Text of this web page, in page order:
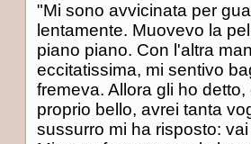
"Mi sono avvicinata per
lentamente. Muovevo la
piano piano. Con l'altra
eccitatissima, mi sentivo
fremeva. Allora gli ho
proprio bello, avrei tanta
sussurro mi ha risposto: